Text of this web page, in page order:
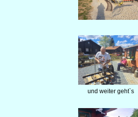
und weiter geht`s